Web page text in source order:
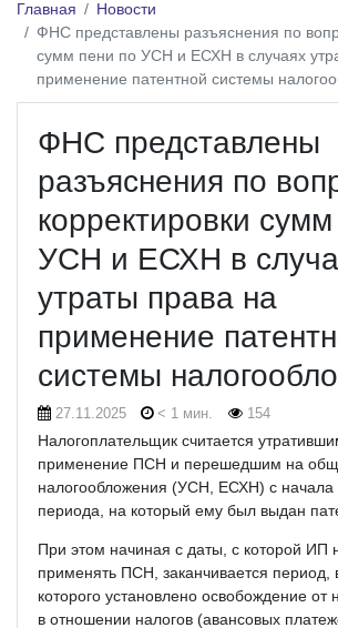
Главная
Новости
ФНС представлены разъяснения по
сумм пени по УСН и ЕСХН в случаях
применение патентной системы
ФНС представлены
разъяснения по
корректировки
УСН и ЕСХН в
утраты права на
применение
системы
27.11.2025 < 1 мин. 154
Налогоплательщик считается
применение ПСН и перешедшим на
налогообложения (УСН, ЕСХН) с начала
периода, на который ему был выдан
При этом начиная с даты, с которой ИП
применять ПСН, заканчивается период,
которого установлено освобождение от
в отношении налогов (авансовых